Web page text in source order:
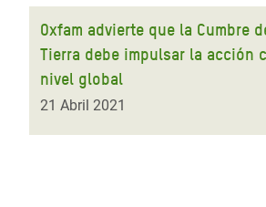
de
ayuda
la
Oxfam advierte que la Cumbre
Tierra debe impulsar la acción
nivel global
21 Abril 2021